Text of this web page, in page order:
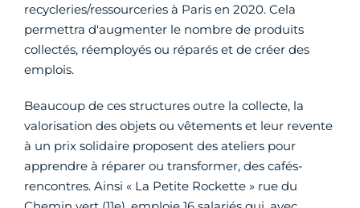
recycleries/ressourceries à Paris en 2020. Cela
permettra d'augmenter le nombre de produits
collectés, réemployés ou réparés et de créer des
emplois.
Beaucoup de ces structures outre la collecte, la
valorisation des objets ou vêtements et leur revente
à un prix solidaire proposent des ateliers pour
apprendre à réparer ou transformer, des cafés-
rencontres. Ainsi « La Petite Rockette » rue du